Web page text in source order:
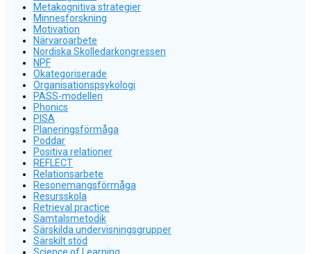
Metakognitiva strategier
Minnesforskning
Motivation
Närvaroarbete
Nordiska Skolledarkongressen
NPF
Okategoriserade
Organisationspsykologi
PASS-modellen
Phonics
PISA
Planeringsförmåga
Poddar
Positiva relationer
REFLECT
Relationsarbete
Resonemangsförmåga
Resursskola
Retrieval practice
Samtalsmetodik
Särskilda undervisningsgrupper
Särskilt stöd